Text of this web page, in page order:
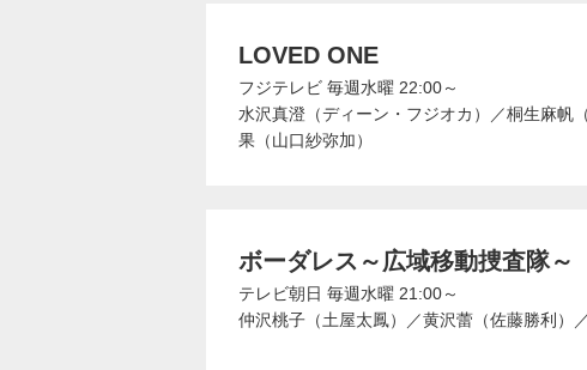
LOVED ONE
フジテレビ 毎週水曜 22:00～
水沢真澄（ディーン・フジオカ）
／桐生麻帆
果（山口紗弥加）
ボーダレス～広域移動捜査隊～
テレビ朝日 毎週水曜 21:00～
仲沢桃子（土屋太鳳）
／黄沢蕾（佐藤勝利） ／